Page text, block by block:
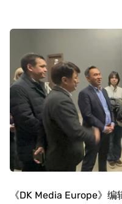
《DK Media Europe》